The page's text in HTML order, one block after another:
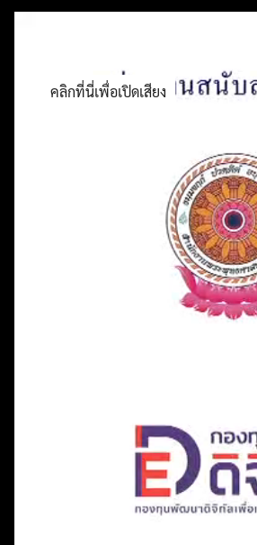
คลิกที่นี่เพื่อเปิดเสียง